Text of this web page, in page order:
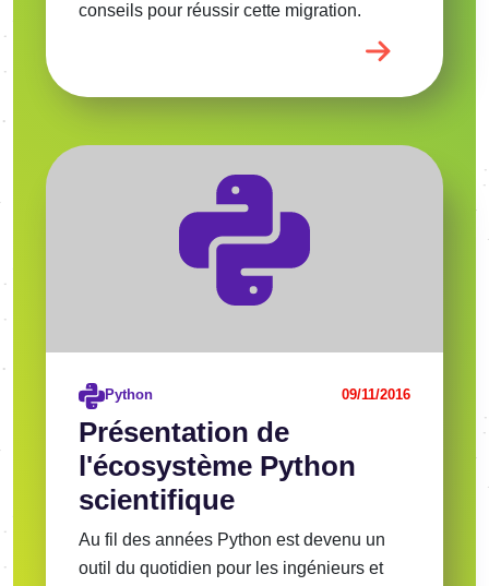
conseils pour réussir cette migration.
Présentation de
l'écosystème Python
scientifique
Python 09/11/2016
Au fil des années Python est devenu un
outil du quotidien pour les ingénieurs et
Voir l'article